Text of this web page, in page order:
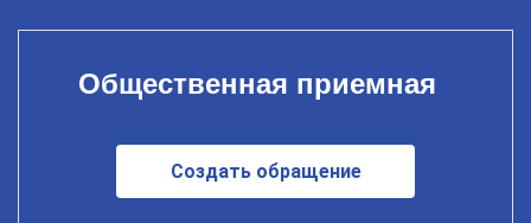
Общественная приемная
Создать обращение